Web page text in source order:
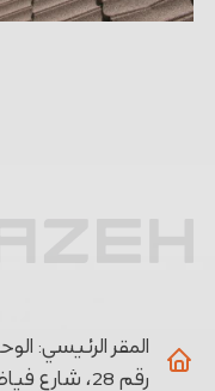
المقر الرئيسي:
رقم 28، شارع فياضي، إلهية، طهران، إيران